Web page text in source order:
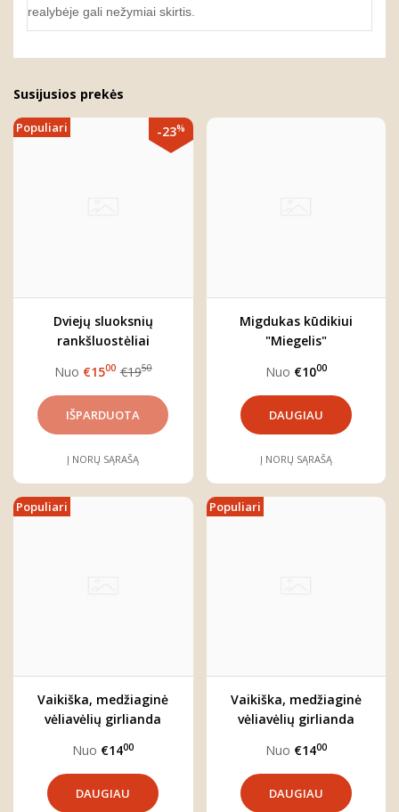
realybėje gali nežymiai skirtis.
Susijusios prekės
Populiari -23%
Dviejų sluoksnių
rankšluostėliai
(3 vnt.)
Nuo €1500 €1950
Į NORŲ SĄRAŠĄ
Migdukas kūdikiui
"Miegelis"
Nuo €1000
DAUGIAU
Į NORŲ SĄRAŠĄ
Populiari
Vaikiška, medžiaginė
vėliavėlių girlianda
Nuo €1400
DAUGIAU
Populiari
Vaikiška, medžiaginė
vėliavėlių girlianda
Nuo €1400
DAUGIAU